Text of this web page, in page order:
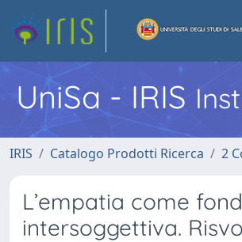
UniSa - IRIS
IRIS Catalogo Prodotti Ricerca 2
L’empatia come
intersoggettiva.